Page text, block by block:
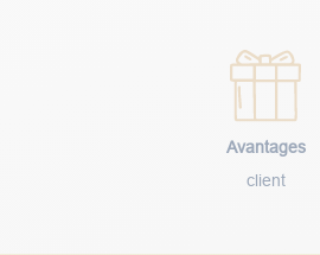
Avantages
client